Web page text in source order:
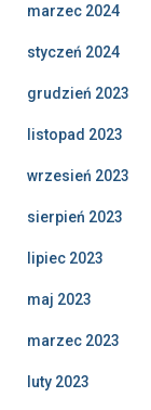
marzec 2024
styczeń 2024
grudzień 2023
listopad 2023
wrzesień 2023
sierpień 2023
lipiec 2023
maj 2023
marzec 2023
luty 2023